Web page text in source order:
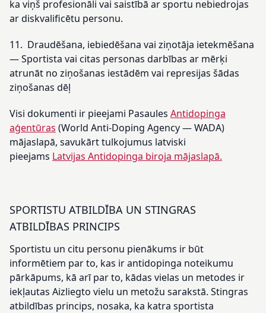
ka viņš profesionāli vai saistībā ar sportu nebiedrojas
ar diskvalificētu personu.
11. Draudēšana, iebiedēšana vai ziņotāja ietekmēšana
— Sportista vai citas personas darbības ar mērķi
atrunāt no ziņošanas iestādēm vai represijas šādas
ziņošanas dēļ
Visi dokumenti ir pieejami Pasaules Antidopinga
aģentūras (World Anti-Doping Agency — WADA)
mājaslapā, savukārt tulkojumus latviski
pieejams Latvijas Antidopinga biroja mājaslapā.
SPORTISTU ATBILDĪBA UN STINGRAS
ATBILDĪBAS PRINCIPS
Sportistu un citu personu pienākums ir būt
informētiem par to, kas ir antidopinga noteikumu
pārkāpums, kā arī par to, kādas vielas un metodes ir
iekļautas Aizliegto vielu un metožu sarakstā. Stingras
atbildības princips, nosaka, ka katra sportista